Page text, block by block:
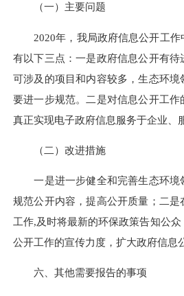
（一）主要问题
2020年，我局政府信息公开工作
有以下三点：一是政府信息公开有
可涉及的项目和内容较多，生态环
要进一步规范。二是对信息公开工
真正实现电子政府信息服务于企业、
（二）改进措施
一是进一步健全和完善生态环境
规范公开内容，提高公开质量；二
工作,及时将最新的环保政策告知公
公开工作的宣传力度，扩大政府信息
六、其他需要报告的事项